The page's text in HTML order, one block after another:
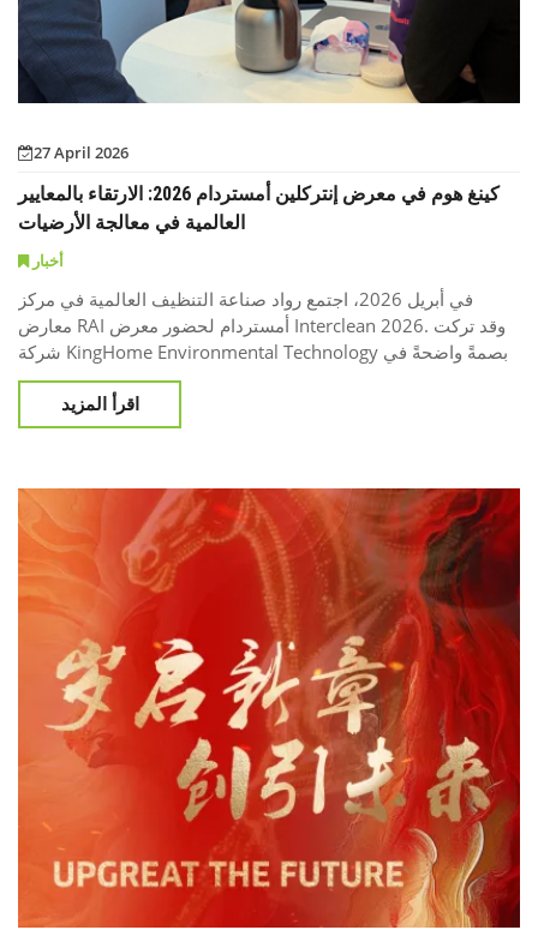
27 April 2026
كينغ هوم في معرض إنتركلين أمستردام 2026: الارتقاء بالمعايير
العالمية في معالجة الأرضيات
أخبار
في أبريل 2026، اجتمع رواد صناعة التنظيف العالمية في مركز
معارض RAI أمستردام لحضور معرض Interclean 2026. وقد تركت
شركة KingHome Environmental Technology بصمةً واضحةً في
جناحها رقم 05.633 ، حيث عرضت حلولاً متكاملة تجمع بين أحدث
الآلات وتقنيات معالجة الأحجار المتطورة. ومن خلال التعاون مع
شركاء من جنوب أفريقيا والنرويج وغيرها، عززت KingHome مكانتها
الساحة العال
اقرأ المزيد